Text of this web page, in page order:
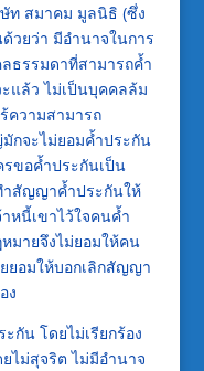
ท สมาคม มูลนิธิ (ซึ่ง
วยว่า มีอำนาจในการ
ธรรมดาที่สามารถค้ำ
แล้ว ไม่เป็นบุคคลล้ม
ความสามารถ
กจะไม่ยอมค้ำประกัน
รขอค้ำประกันเป็น
ำสัญญาค้ำประกันให้
หนี้เขาไว้ใจคนค้ำ
มายจึงไม่ยอมให้คน
ยอมให้บอกเลิกสัญญา
ง
กัน โดยไม่เรียกร้อง
ไม่สุจริต ไม่มีอำนาจ